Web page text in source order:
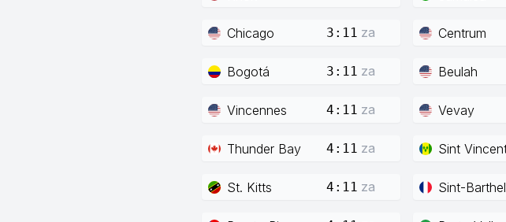
Chicago 3:11 za Centrum
Bogotá 3:11 za Beulah
Vincennes 4:11 za Vevay
Thunder Bay 4:11 za Sint
St. Kitts 4:11 za Sint-